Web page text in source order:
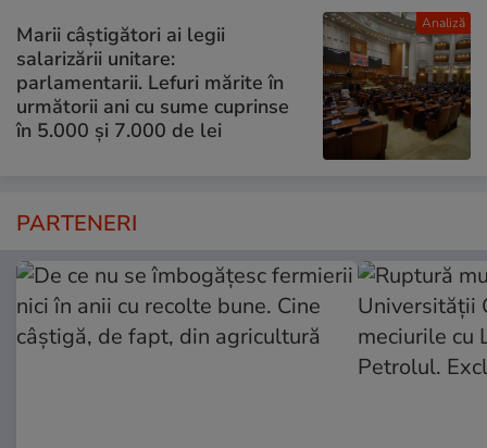
Analiză
Marii câștigători ai legii
salarizării unitare:
parlamentarii. Lefuri mărite în
următorii ani cu sume cuprinse
în 5.000 și 7.000 de lei
PARTENERI